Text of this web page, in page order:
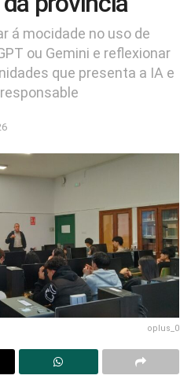
á mocidade no uso de
ou Gemini e reflexionar
que presenta a IA e
oplus_0